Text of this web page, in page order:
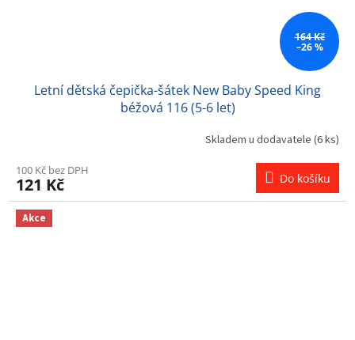
164 Kč
–26 %
Letní dětská čepička-šátek New Baby Speed King
béžová 116 (5-6 let)
Skladem u dodavatele (6 ks)
100 Kč bez DPH
121 Kč Do košíku
Akce